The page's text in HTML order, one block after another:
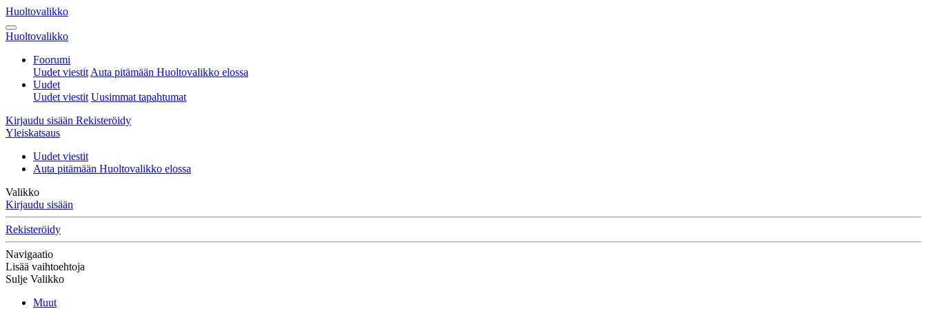
Huoltovalikko
Huoltovalikko
Foorumi
Uudet viestit Auta pitämään Huoltovalikko elossa
Uudet
Uudet viestit Uusimmat tapahtumat
Kirjaudu sisään Rekisteröidy
Yleiskatsaus
Uudet viestit
Auta pitämään Huoltovalikko elossa
Valikko
Kirjaudu sisään
Rekisteröidy
Navigaatio
Lisää vaihtoehtoja
Sulje Valikko
Muut